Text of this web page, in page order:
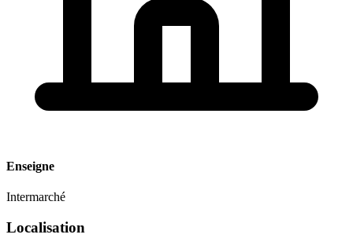
Enseigne
Intermarché
Localisation